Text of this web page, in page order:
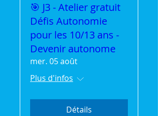
🎯 J3 - Atelier gratuit
Défis Autonomie
pour les 10/13 ans -
Devenir autonome
mer. 05 août
Plus d'infos
Détails